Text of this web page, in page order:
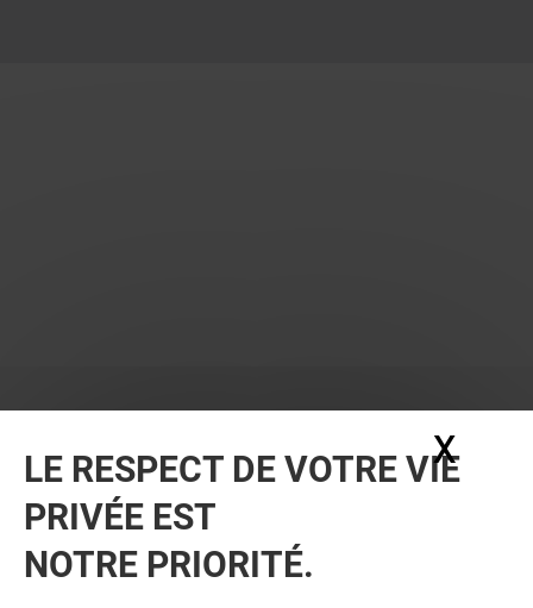
VOUS EN VOULEZ PLUS ? VOUS
AIMEREZ PEUT-ÊTRE
LE RESPECT DE VOTRE VIE
PRIVÉE EST
NOTRE PRIORITÉ.
X